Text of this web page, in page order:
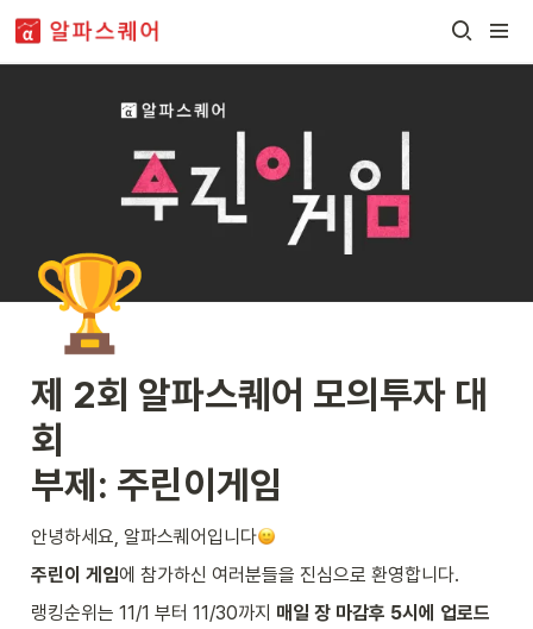
🏆
제 2회 알파스퀘어 모의투자 대
회
부제: 주린이게임
안녕하세요, 알파스퀘어입니다
주린이 게임에 참가하신 여러분들을 진심으로 환영합니다.
랭킹순위는 11/1 부터 11/30까지 매일 장 마감후 5시에 업로드